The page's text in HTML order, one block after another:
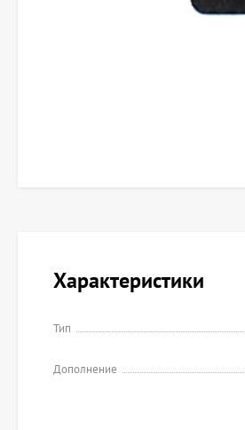
Характеристики
Тип
Дополнение